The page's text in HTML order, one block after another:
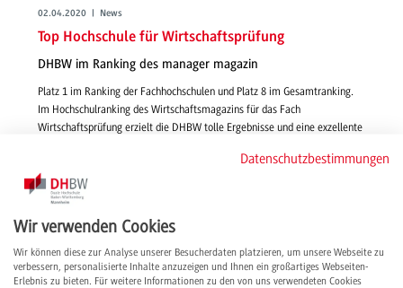
02.04.2020 | News
Top Hochschule für Wirtschaftsprüfung
DHBW im Ranking des manager magazin
Platz 1 im Ranking der Fachhochschulen und Platz 8 im Gesamtranking.
Im Hochschulranking des Wirtschaftsmagazins für das Fach
Wirtschaftsprüfung erzielt die DHBW tolle Ergebnisse und eine exzellente
Datenschutzbestimmungen
Wir verwenden Cookies
Wir können diese zur Analyse unserer Besucherdaten platzieren, um unsere Webseite zu
verbessern, personalisierte Inhalte anzuzeigen und Ihnen ein großartiges Webseiten-
Erlebnis zu bieten. Für weitere Informationen zu den von uns verwendeten Cookies